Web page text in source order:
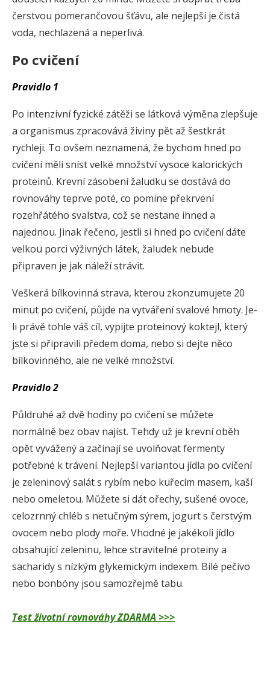
čerstvou pomerančovou šťávu, ale nejlepší je čistá
voda, nechlazená a neperlivá.
Po cvičení
Pravidlo 1
Po intenzivní fyzické zátěži se látková výměna zlepšuje
a organismus zpracovává živiny pět až šestkrát
rychleji. To ovšem neznamená, že bychom hned po
cvičení měli sníst velké množství vysoce kalorických
proteinů. Krevní zásobení žaludku se dostává do
rovnováhy teprve poté, co pomine překrvení
rozehřátého svalstva, což se nestane ihned a
najednou. Jinak řečeno, jestli si hned po cvičení dáte
velkou porci výživných látek, žaludek nebude
připraven je jak náleží strávit.
Veškerá bílkovinná strava, kterou zkonzumujete 20
minut po cvičení, půjde na vytváření svalové hmoty. Je-
li právě tohle váš cíl, vypijte proteinový koktejl, který
jste si připravili předem doma, nebo si dejte něco
bílkovinného, ale ne velké množství.
Pravidlo 2
Půldruhé až dvě hodiny po cvičení se můžete
normálně bez obav najíst. Tehdy už je krevní oběh
opět vyvážený a začínají se uvolňovat fermenty
potřebné k trávení. Nejlepší variantou jídla po cvičení
je zeleninový salát s rybím nebo kuřecím masem, kaší
nebo omeletou. Můžete si dát ořechy, sušené ovoce,
celozrnný chléb s netučným sýrem, jogurt s čerstvým
ovocem nebo plody moře. Vhodné je jakékoli jídlo
obsahující zeleninu, lehce stravitelné proteiny a
sacharidy s nízkým glykemickým indexem. Bílé pečivo
nebo bonbóny jsou samozřejmě tabu.
Test životní rovnováhy ZDARMA >>>